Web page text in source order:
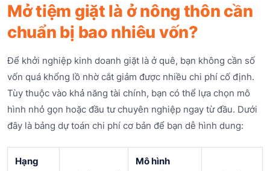
Mở tiệm giặt là ở nông thôn cần
chuẩn bị bao nhiêu vốn?
Để khởi nghiệp kinh doanh giặt là ở quê, bạn không cần số
vốn quá khổng lồ nhờ cắt giảm được nhiều chi phí cố định.
Tùy thuộc vào khả năng tài chính, bạn có thể lựa chọn mô
hình nhỏ gọn hoặc đầu tư chuyên nghiệp ngay từ đầu. Dưới
đây là bảng dự toán chi phí cơ bản để bạn dễ hình dung:
Hạng
Mô hình